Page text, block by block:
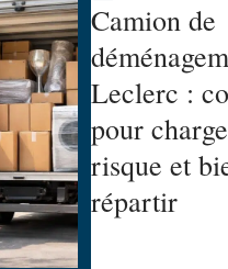
Camion de
Leclerc :
pour
risque et
répartir